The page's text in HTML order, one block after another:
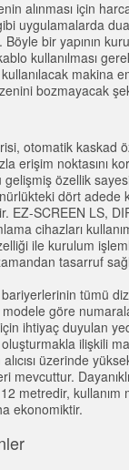
alınması için
uygulamalarda
bir yapının
kullanılması
makina
bozmayacak
otomatik kaskad
erişim noktasını
gelişmiş özellik
dört adede
EZ-SCREEN LS,
cihazları
ile kurulum
tasarruf
bariyerlerinin tümü
göre
ihtiyaç duyulan
ilişkili
üzerinde
mevcuttur.
metredir, kullanım
ekonomiktir.